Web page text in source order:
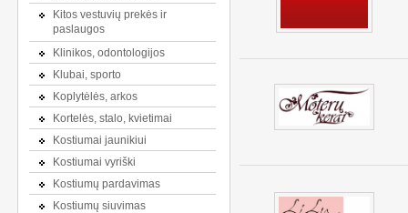
Kitos vestuvių prekės ir
paslaugos
Klinikos, odontologijos
Klubai, sporto
Koplytėlės, arkos
Kortelės, stalo, kvietimai
Kostiumai jaunikiui
Kostiumai vyriški
Kostiumų pardavimas
Kostiumų siuvimas